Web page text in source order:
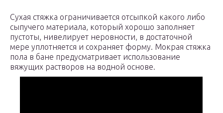
Сухая стяжка ограничивается отсыпкой какого либо
сыпучего материала, который хорошо заполняет
пустоты, нивелирует неровности, в достаточной
мере уплотняется и сохраняет форму. Мокрая стяжка
пола в бане предусматривает использование
вяжущих растворов на водной основе.